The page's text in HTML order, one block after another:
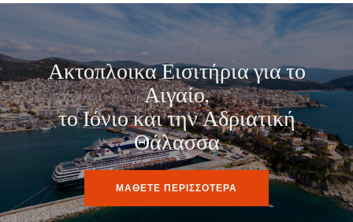
Ακτοπλοικα Εισιτήρια για το
Αιγαίο,
το Ιόνιο και την Αδριατική
Θάλασσα
ΜΑΘΕΤΕ ΠΕΡΙΣΣΟΤΕΡΑ